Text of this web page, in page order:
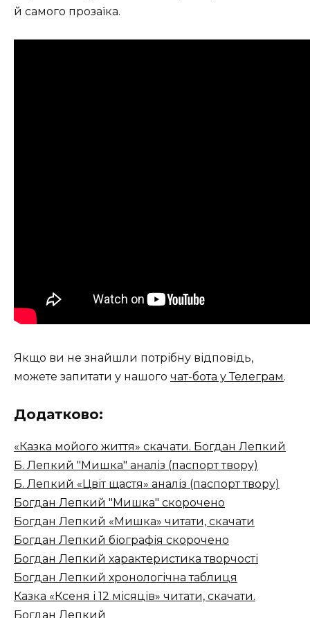
й самого прозаїка.
Якщо ви не знайшли потрібну відповідь,
можете запитати у нашого чат-бота у Телеграм.
Додатково:
«Казка мойого життя» скачати. Богдан Лепкий
Б. Лепкий "Мишка" аналіз (паспорт твору)
Б. Лепкий «Цвіт щастя» аналіз (паспорт твору)
Богдан Лепкий "Мишка" скорочено
Богдан Лепкий «Мишка» читати, скачати
Богдан Лепкий біографія скорочено
Богдан Лепкий характеристика творчості
Богдан Лепкий хронологічна таблиця
Казка «Ксеня і 12 місяців» читати, скачати.
Богдан Лепкий